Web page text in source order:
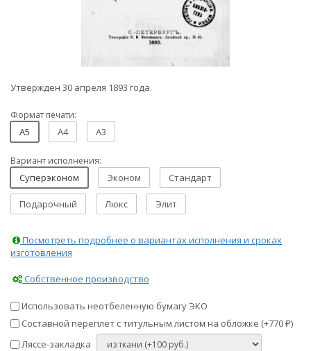
Утвержден 30 апреля 1893 года.
Формат печати:
A5 A4 A3
Вариант исполнения:
Суперэконом Эконом Стандарт
Подарочный Люкс Элит
Посмотреть подробнее о вариантах исполнения и сроках
изготовления
Собственное производство
Использовать неотбеленную бумагу ЭКО
Составной переплет с титульным листом на обложке (+770 ₽)
Ляссе-закладка